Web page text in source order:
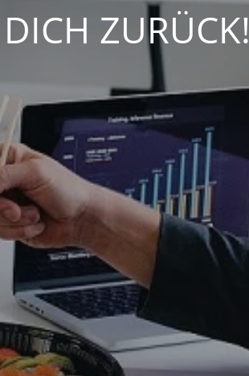
ZURÜCK!